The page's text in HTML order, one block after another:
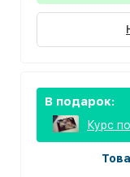
В подарок:
Курс